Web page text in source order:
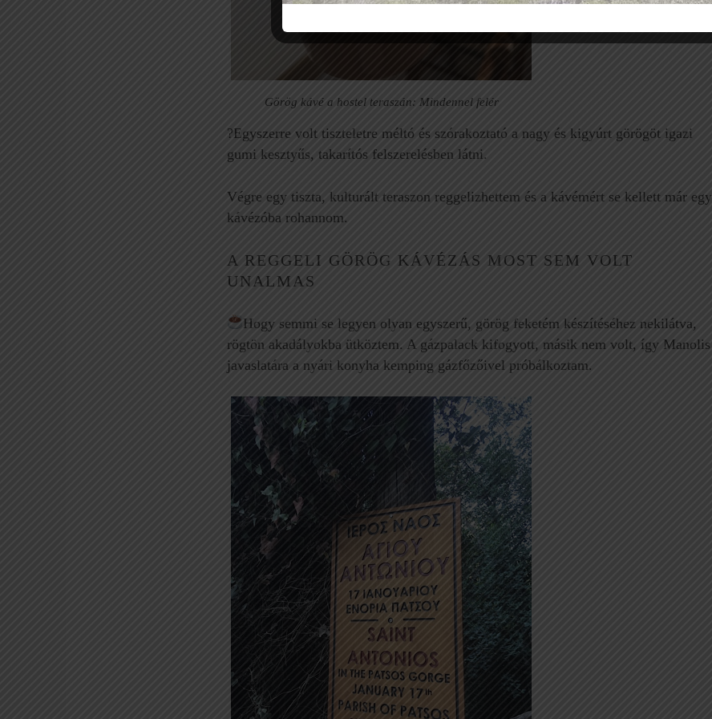
Görög kávé a hostel teraszán: Mindennel felér
?Egyszerre volt tiszteletre méltó és szórakoztató a nagy és kigyúrt görögöt igazi
gumi kesztyűs, takarítós felszerelésben látni.
Végre egy tiszta, kulturált teraszon reggelizhettem és a kávémért se kellett már egy
kávézóba rohannom.
A REGGELI GÖRÖG KÁVÉZÁS MOST SEM VOLT
UNALMAS
Hogy semmi se legyen olyan egyszerű, görög feketém készítéséhez nekilátva,
rögtön akadályokba ütköztem. A gázpalack kifogyott, másik nem volt, így Manolis
javaslatára a nyári konyha kemping gázfőzőivel próbálkoztam.